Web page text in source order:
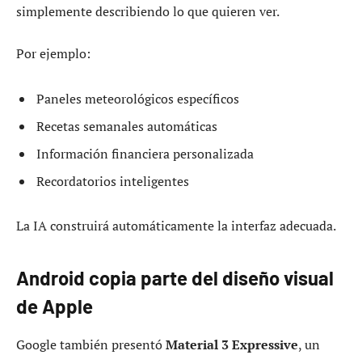
simplemente describiendo lo que quieren ver.
Por ejemplo:
Paneles meteorológicos específicos
Recetas semanales automáticas
Información financiera personalizada
Recordatorios inteligentes
La IA construirá automáticamente la interfaz adecuada.
Android copia parte del diseño visual
de Apple
Google también presentóMaterial 3 Expressive, un